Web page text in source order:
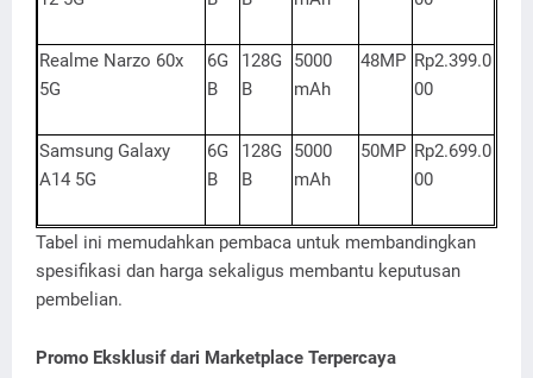
Realme Narzo 60x
5G
6G
B
128G
B
5000
mAh
48MP Rp2.399.0
00
Samsung Galaxy
A14 5G
6G
B
128G
B
5000
mAh
50MP Rp2.699.0
00
Tabel ini memudahkan pembaca untuk membandingkan
spesifikasi dan harga sekaligus membantu keputusan
pembelian.
Promo Eksklusif dari Marketplace Terpercaya